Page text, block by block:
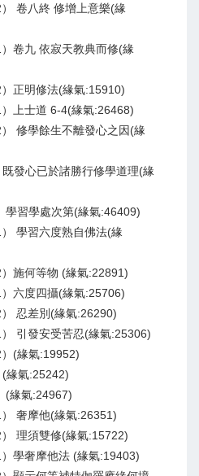
卷八終 修增上意樂(緣
卷九 依寂天教典而修(緣
正明修法(緣氣:15910)
上士道 6-4(緣氣:26468)
修學餘生不離發心之因(緣
發心已於諸勝行修學道理(緣
習學處次第(緣氣:46409)
學習六度熟自佛法(緣
施何等物 (緣氣:22891)
六度四攝(緣氣:25706)
忍差別(緣氣:26290)
引發安受苦忍(緣氣:25306)
(緣氣:19952)
緣氣:25242)
(緣氣:24967)
奢摩他(緣氣:26351)
理須雙修(緣氣:15722)
學奢摩他法 (緣氣:19403)